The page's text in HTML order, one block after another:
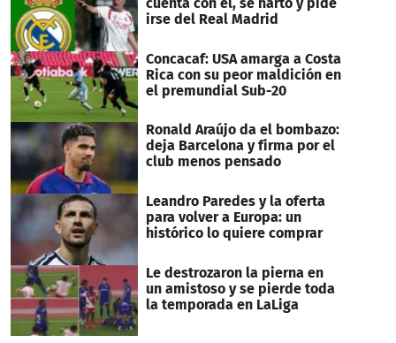
irse del Real Madrid
Concacaf: USA amarga a Costa
Rica con su peor maldición en
el premundial Sub-20
Ronald Araújo da el bombazo:
deja Barcelona y firma por el
club menos pensado
Leandro Paredes y la oferta
para volver a Europa: un
histórico lo quiere comprar
Le destrozaron la pierna en
un amistoso y se pierde toda
la temporada en LaLiga